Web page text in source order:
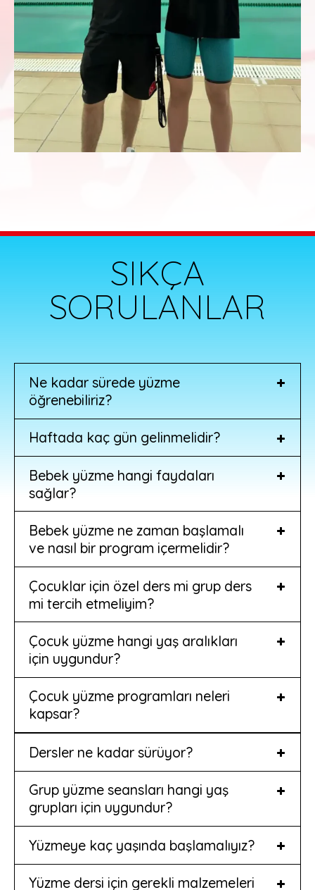
SIKÇA
SORULANLAR
Ne kadar sürede yüzme
öğrenebiliriz?
Haftada kaç gün gelinmelidir?
Bebek yüzme hangi faydaları
sağlar?
Bebek yüzme ne zaman başlamalı
ve nasıl bir program içermelidir?
Çocuklar için özel ders mi grup ders
mi tercih etmeliyim?
Çocuk yüzme hangi yaş aralıkları
için uygundur?
Çocuk yüzme programları neleri
kapsar?
Dersler ne kadar sürüyor?
Grup yüzme seansları hangi yaş
grupları için uygundur?
Yüzmeye kaç yaşında başlamalıyız?
Yüzme dersi için gerekli malzemeleri